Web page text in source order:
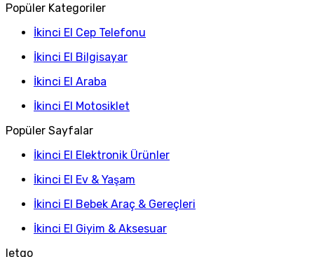
Popüler Kategoriler
İkinci El Cep Telefonu
İkinci El Bilgisayar
İkinci El Araba
İkinci El Motosiklet
Popüler Sayfalar
İkinci El Elektronik Ürünler
İkinci El Ev & Yaşam
İkinci El Bebek Araç & Gereçleri
İkinci El Giyim & Aksesuar
letgo